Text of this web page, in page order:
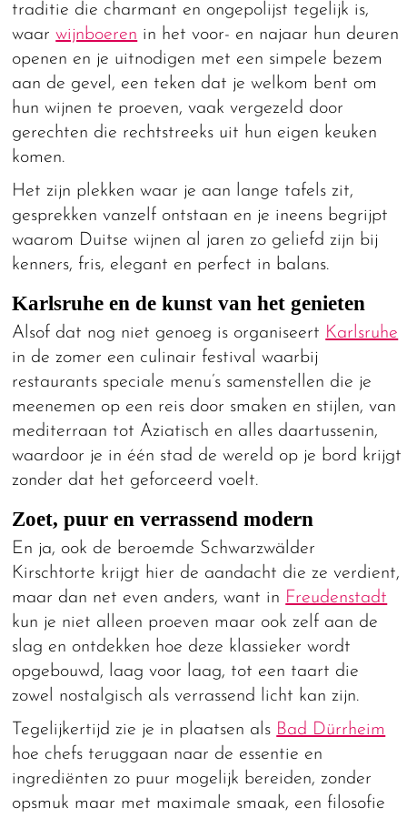
traditie die charmant en ongepolijst tegelijk is,
waarwijnboeren in het voor- en najaar hun deuren
openen en je uitnodigen met een simpele bezem
aan de gevel, een teken dat je welkom bent om
hun wijnen te proeven, vaak vergezeld door
gerechten die rechtstreeks uit hun eigen keuken
komen.
Het zijn plekken waar je aan lange tafels zit,
gesprekken vanzelf ontstaan en je ineens begrijpt
waarom Duitse wijnen al jaren zo geliefd zijn bij
kenners, fris, elegant en perfect in balans.
Karlsruhe en de kunst van het genieten
Alsof dat nog niet genoeg is organiseert Karlsruhe
in de zomer een culinair festival waarbij
restaurants speciale menu’s samenstellen die je
meenemen op een reis door smaken en stijlen, van
mediterraan tot Aziatisch en alles daartussenin,
waardoor je in één stad de wereld op je bord krijgt
zonder dat het geforceerd voelt.
Zoet, puur en verrassend modern
En ja, ook de beroemde Schwarzwälder
Kirschtorte krijgt hier de aandacht die ze verdient,
maar dan net even anders, want in Freudenstadt
kun je niet alleen proeven maar ook zelf aan de
slag en ontdekken hoe deze klassieker wordt
opgebouwd, laag voor laag, tot een taart die
zowel nostalgisch als verrassend licht kan zijn.
Tegelijkertijd zie je in plaatsen als Bad Dürrheim
hoe chefs teruggaan naar de essentie en
ingrediënten zo puur mogelijk bereiden, zonder
opsmuk maar met maximale smaak, een filosofie